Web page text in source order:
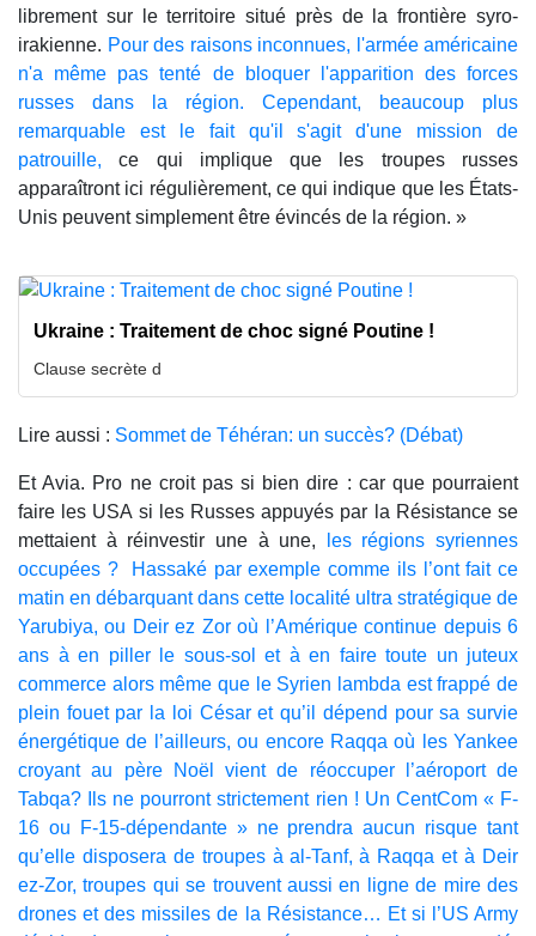
librement sur le territoire situé près de la frontière syro-
irakienne. Pour des raisons inconnues, l'armée américaine
n'a même pas tenté de bloquer l'apparition des forces
russes dans la région. Cependant, beaucoup plus
remarquable est le fait qu'il s'agit d'une mission de
patrouille,ce qui implique que les troupes russes
apparaîtront ici régulièrement, ce qui indique que les États-
Unis peuvent simplement être évincés de la région. »
Ukraine : Traitement de choc signé Poutine !
Clause secrète d
Lire aussi : Sommet de Téhéran: un succès? (Débat)
Et Avia. Pro ne croit pas si bien dire : car que pourraient
faire les USA si les Russes appuyés par la Résistance se
mettaient à réinvestir une à une,
les régions syriennes
occupées ? Hassaké par exemple comme ils l’ont fait ce
matin en débarquant dans cette localité ultra stratégique de
Yarubiya, ou Deir ez Zor où l’Amérique continue depuis 6
ans à en piller le sous-sol et à en faire toute un juteux
commerce alors même que le Syrien lambda est frappé de
plein fouet par la loi César et qu’il dépend pour sa survie
énergétique de l’ailleurs, ou encore Raqqa où les Yankee
croyant au père Noël vient de réoccuper l’aéroport de
Tabqa? Ils ne pourront strictement rien ! Un CentCom « F-
16 ou F-15-dépendante » ne prendra aucun risque tant
qu’elle disposera de troupes à al-Tanf, à Raqqa et à Deir
ez-Zor, troupes qui se trouvent aussi en ligne de mire des
drones et des missiles de la Résistance… Et si l’US Army